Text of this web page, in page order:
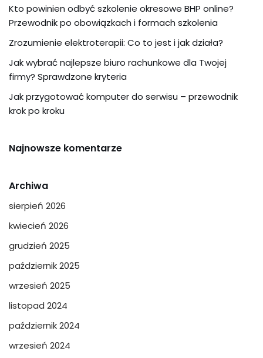
Kto powinien odbyć szkolenie okresowe BHP online?
Przewodnik po obowiązkach i formach szkolenia
Zrozumienie elektroterapii: Co to jest i jak działa?
Jak wybrać najlepsze biuro rachunkowe dla Twojej
firmy? Sprawdzone kryteria
Jak przygotować komputer do serwisu – przewodnik
krok po kroku
Najnowsze komentarze
Archiwa
sierpień 2026
kwiecień 2026
grudzień 2025
październik 2025
wrzesień 2025
listopad 2024
październik 2024
wrzesień 2024